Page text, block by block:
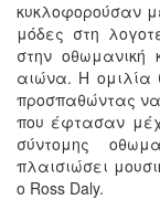
κυκλοφορούσαν
μόδες στη
στην οθωμανική
αιώνα. Η ομιλία
προσπαθώντας να
που έφτασαν
σύντομης
πλαισιώσει
ο Ross Daly.